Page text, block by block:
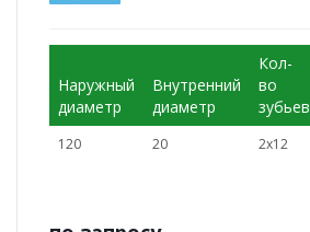
Наружный
диаметр
Внутренний
диаметр
Кол-
во
зубьев
120 20 2x12